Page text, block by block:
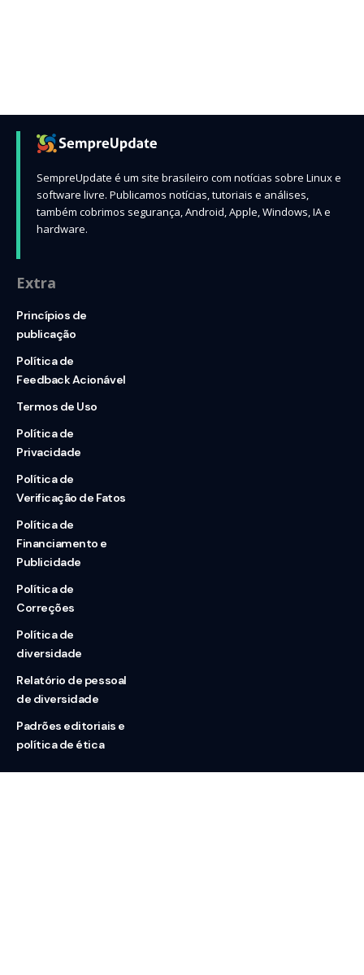
SempreUpdate é um site brasileiro com notícias sobre Linux e
software livre. Publicamos notícias, tutoriais e análises,
também cobrimos segurança, Android, Apple, Windows, IA e
hardware.
Extra
Princípios de
publicação
Política de
Feedback Acionável
Termos de Uso
Política de
Privacidade
Política de
Verificação de Fatos
Política de
Financiamento e
Publicidade
Política de
Correções
Política de
diversidade
Relatório de pessoal
de diversidade
Padrões editoriais e
política de ética